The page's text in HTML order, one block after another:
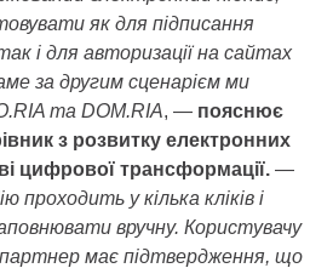
як для підписання
і для авторизації на сайтах
за другим сценарієм ми
та DOM.RIA, — пояснює
з розвитку електронних
цифрової трансформації. —
проходить у кілька кліків і
вручну. Користувачу
має підтвердження, що